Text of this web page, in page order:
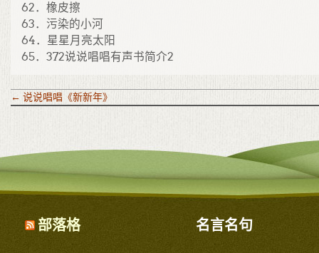
62．橡皮擦
63．污染的小河
64．星星月亮太阳
65．372说说唱唱有声书简介2
← 说说唱唱《新新年》
部落格 名言名句